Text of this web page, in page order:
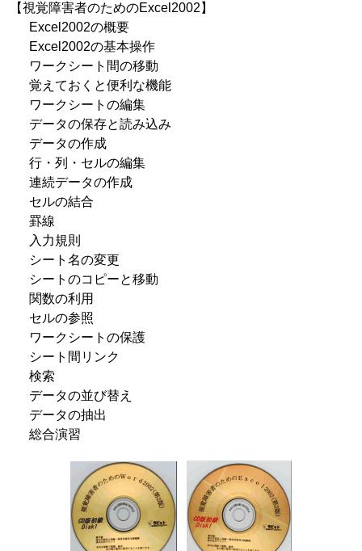
【視覚障害者のためのExcel2002】
Excel2002の概要
Excel2002の基本操作
ワークシート間の移動
覚えておくと便利な機能
ワークシートの編集
データの保存と読み込み
データの作成
行・列・セルの編集
連続データの作成
セルの結合
罫線
入力規則
シート名の変更
シートのコピーと移動
関数の利用
セルの参照
ワークシートの保護
シート間リンク
検索
データの並び替え
データの抽出
総合演習